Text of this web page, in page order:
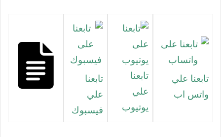
تابعنا علي
واتس اب
تابعنا
علي
يوتيوب
تابعنا
علي
فيسبوك